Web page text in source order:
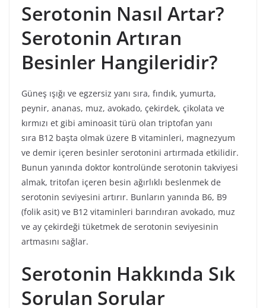
Serotonin Nasıl Artar?
Serotonin Artıran
Besinler Hangileridir?
Güneş ışığı ve egzersiz yanı sıra, fındık, yumurta,
peynir, ananas, muz, avokado, çekirdek, çikolata ve
kırmızı et gibi aminoasit türü olan triptofan yanı
sıra B12 başta olmak üzere B vitaminleri, magnezyum
ve demir içeren besinler serotonini artırmada etkilidir.
Bunun yanında doktor kontrolünde serotonin takviyesi
almak, tritofan içeren besin ağırlıklı beslenmek de
serotonin seviyesini artırır. Bunların yanında B6, B9
(folik asit) ve B12 vitaminleri barındıran avokado, muz
ve ay çekirdeği tüketmek de serotonin seviyesinin
artmasını sağlar.
Serotonin Hakkında Sık
Sorulan Sorular